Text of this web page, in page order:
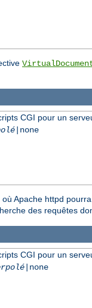
CGI pour un
|none
Apache httpd
des requêtes
CGI pour un
|none